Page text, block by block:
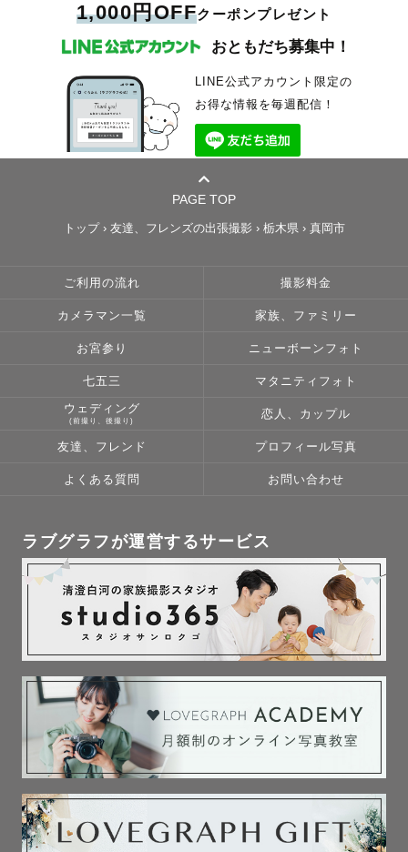
1,000円OFFクーポンプレゼント
おともだち募集中！
LINE公式アカウント限定の
お得な情報を毎週配信！
PAGE TOP
トップ› 友達、フレンズの出張撮影 › 栃木県› 真岡市
ご利用の流れ 撮影料金
カメラマン一覧 家族、ファミリー
お宮参り ニューボーンフォト
七五三 マタニティフォト
ウェディング
(前撮り、後撮り)
恋人、カップル
友達、フレンド プロフィール写真
よくある質問 お問い合わせ
ラブグラフが運営するサービス